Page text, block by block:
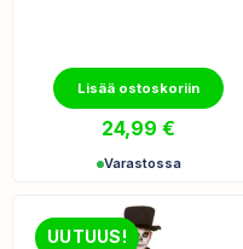
Lisää ostoskoriin
24,99 €
Varastossa
UUTUUS!